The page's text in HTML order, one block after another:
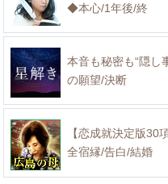
◆本心/1年後/終
本音も秘密も“隠
の願望/決断
【恋成就決定版
全宿縁/告白/結婚